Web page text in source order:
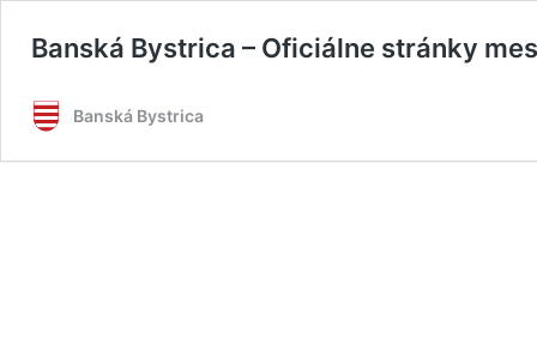
Banská Bystrica – Oficiálne stránky
Banská Bystrica